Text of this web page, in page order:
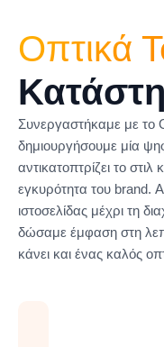
Οπτικά
Συνεργαστήκαμε με το
δημιουργήσουμε μία
αντικατοπτρίζει το στιλ
εγκυρότητα του brand.
ιστοσελίδας μέχρι τη
δώσαμε έμφαση στη
κάνει και ένας καλός